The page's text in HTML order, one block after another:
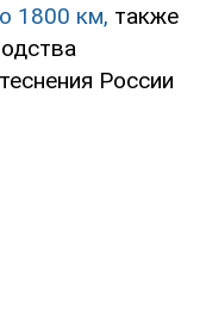
1800 км, также
России